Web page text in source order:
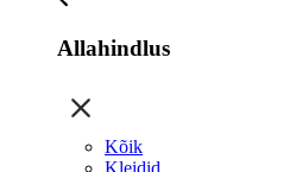
Allahindlus
Kõik
Kleidid